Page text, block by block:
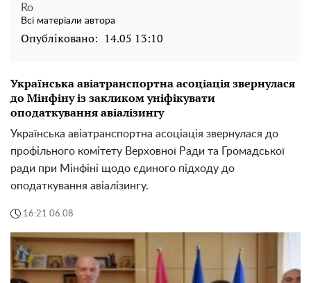
Ro
Всі матеріали автора
Опубліковано: 14.05 13:10
Українська авіатранспортна асоціація звернулася
до Мінфіну із закликом уніфікувати
оподаткування авіалізингу
Українська авіатранспортна асоціація звернулася до
профільного комітету Верховної Ради та Громадської
ради при Мінфіні щодо єдиного підходу до
оподаткування авіалізингу.
16:21 06.08